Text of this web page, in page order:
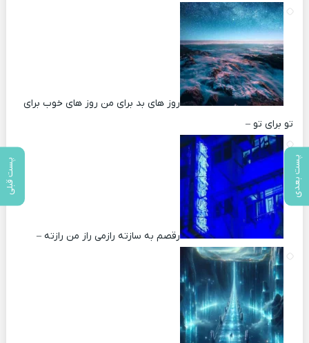
پست بعدی پست قبلی
روز های بد برای من روز های خوب برای
تو برای تو –
رقصم به سازته رازمی راز من رازته –